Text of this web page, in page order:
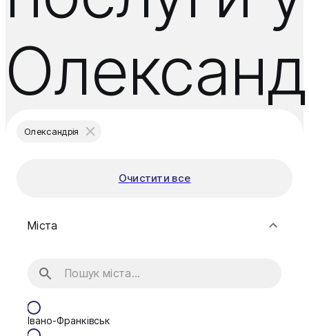
Олександрія
Очистити все
Міста
Івано-Франківськ